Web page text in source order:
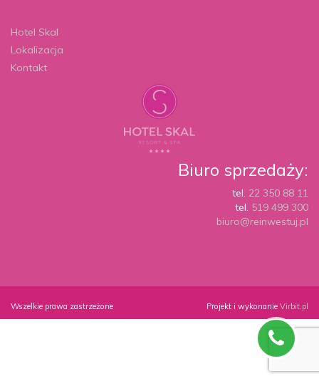
Hotel Skal
Lokalizacja
Kontakt
Biuro sprzedaży:
tel. 22 350 88 11
tel. 519 499 300
biuro@reinwestuj.pl
Wszelkie prawa zastrzeżone Projekt i wykonanie Virbit.pl